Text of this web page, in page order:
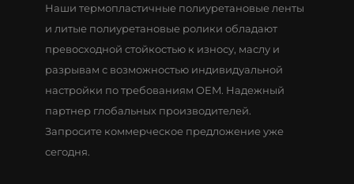
Наши термопластичные полиуретановые ленты
и литые полиуретановые ролики обладают
превосходной стойкостью к износу, маслу и
разрывам с возможностью индивидуальной
настройки по требованиям OEM. Надежный
партнер глобальных производителей.
Запросите коммерческое предложение уже
сегодня.